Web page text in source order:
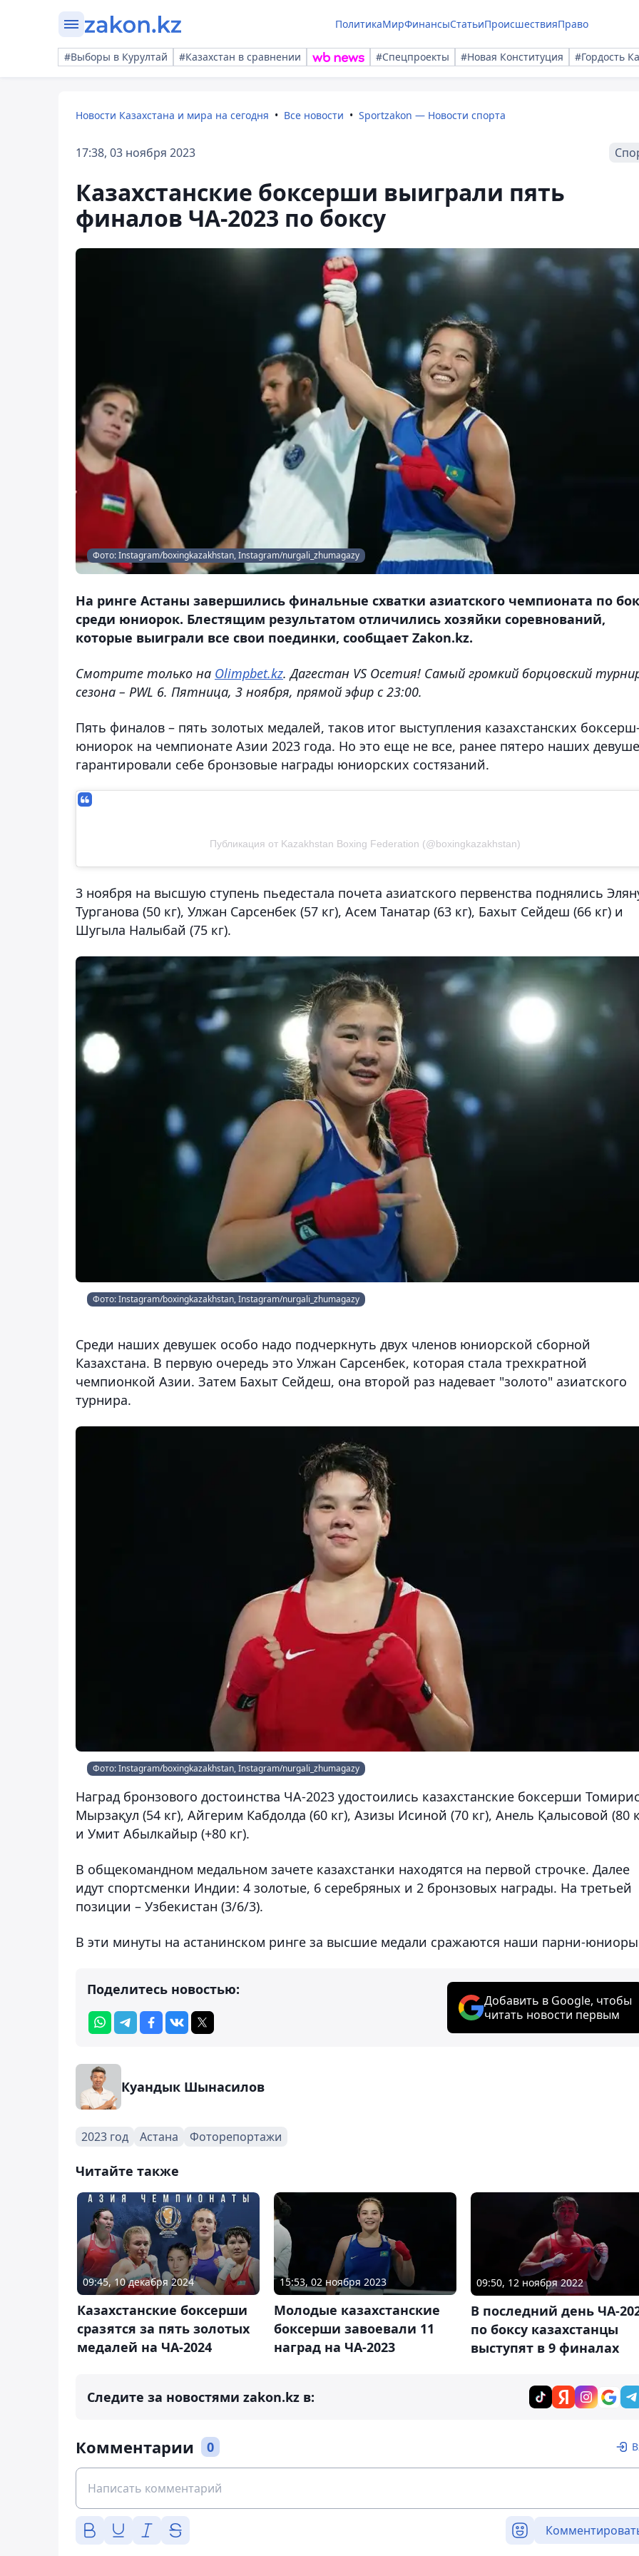
ПолитикаМирФинансыСтатьиПроисшествияПраво
#Выборы в Курултай #Казахстан в сравнении #Спецпроекты #Новая Конституция #Гордость
Новости Казахстана и мира на сегодня Все новости Sportzakon — Новости спорта
17:38, 03 ноября 2023
Казахстанские боксерши выиграли пять
финалов ЧА-2023 по боксу
Фото: Instagram/boxingkazakhstan, Instagram/nurgali_zhumagazy
На ринге Астаны завершились финальные схватки азиатского чемпионата по
среди юниорок. Блестящим результатом отличились хозяйки соревнований,
которые выиграли все свои поединки, сообщает Zakon.kz.
Смотрите только на Olimpbet.kz. Дагестан VS Осетия! Самый громкий борцовский
сезона – PWL 6. Пятница, 3 ноября, прямой эфир с 23:00.
Пять финалов – пять золотых медалей, таков итог выступления казахстанских
юниорок на чемпионате Азии 2023 года. Но это еще не все, ранее пятеро наших
гарантировали себе бронзовые награды юниорских состязаний.
Публикация от Kazakhstan Boxing Federation (@boxingkazakhstan)
3 ноября на высшую ступень пьедестала почета азиатского первенства поднялись
Турганова (50 кг), Улжан Сарсенбек (57 кг), Асем Танатар (63 кг), Бахыт Сейдеш (66 кг) и
Шугыла Налыбай (75 кг).
Фото: Instagram/boxingkazakhstan, Instagram/nurgali_zhumagazy
Среди наших девушек особо надо подчеркнуть двух членов юниорской сборной
Казахстана. В первую очередь это Улжан Сарсенбек, которая стала трехкратной
чемпионкой Азии. Затем Бахыт Сейдеш, она второй раз надевает "золото" азиатского
турнира.
Фото: Instagram/boxingkazakhstan, Instagram/nurgali_zhumagazy
Наград бронзового достоинства ЧА-2023 удостоились казахстанские боксерши
Мырзақул (54 кг), Айгерим Кабдолда (60 кг), Азизы Исиной (70 кг), Анель Қалысовой (80
и Умит Абылкайыр (+80 кг).
В общекомандном медальном зачете казахстанки находятся на первой строчке. Далее
идут спортсменки Индии: 4 золотые, 6 серебряных и 2 бронзовых награды. На третьей
позиции – Узбекистан (3/6/3).
В эти минуты на астанинском ринге за высшие медали сражаются наши парни-
Поделитесь новостью:
Добавить в Google, чтобы
читать новости первым
Куандык Шынасилов
2023 год Астана Фоторепортажи
Читайте также
09:45, 10 декабря 2024
Казахстанские боксерши
сразятся за пять золотых
медалей на ЧА-2024
15:53, 02 ноября 2023
Молодые казахстанские
боксерши завоевали 11
наград на ЧА-2023
09:50, 12 ноября 2022
В последний день ЧА-
по боксу казахстанцы
выступят в 9 финалах
Следите за новостями zakon.kz в:
Комментарии 0